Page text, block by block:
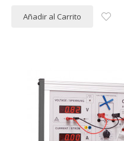
Añadir al Carrito